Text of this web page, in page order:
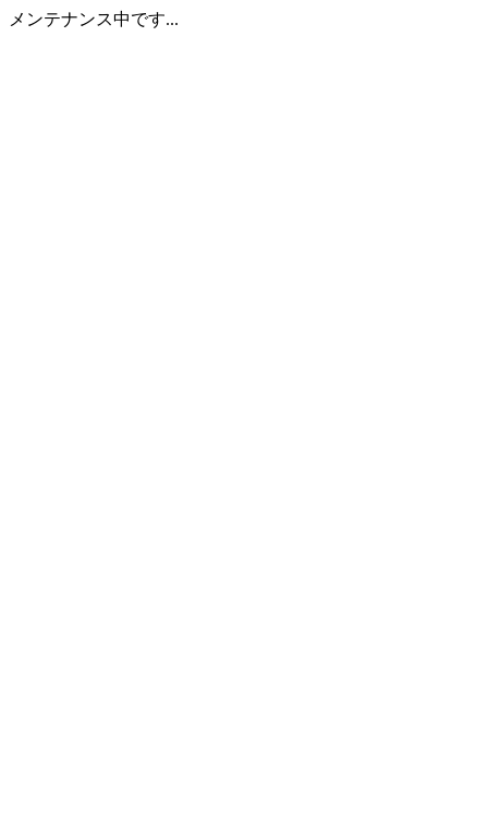
メンテナンス中です...